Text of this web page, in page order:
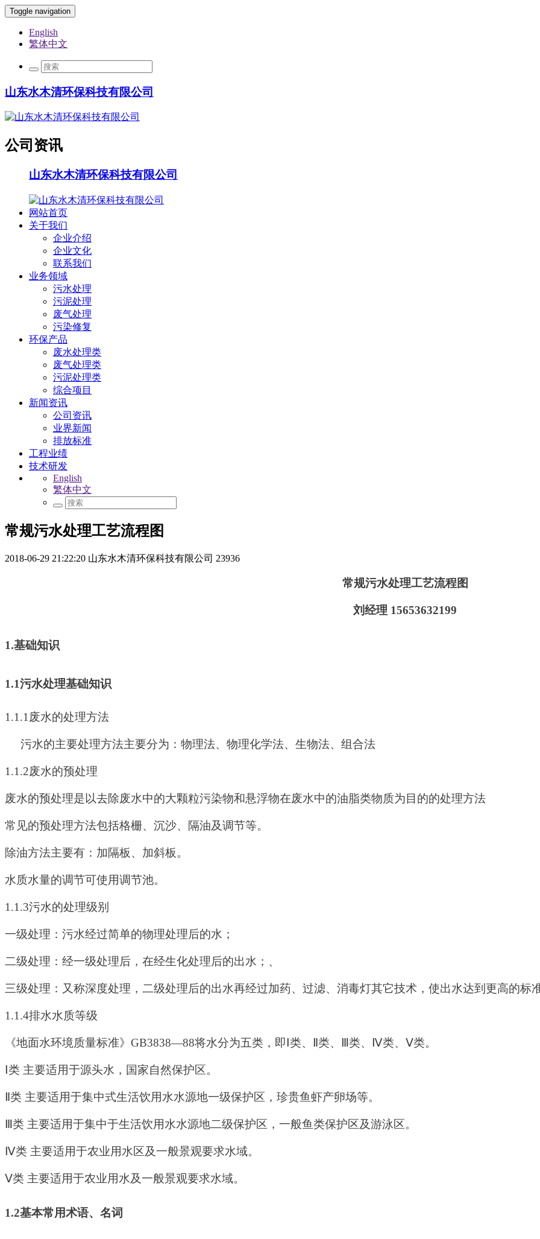
Toggle navigation
English
繁体中文
山东水木清环保科技有限公司
公司资讯
山东水木清环保科技有限公司
网站首页
关于我们
企业介绍
企业文化
联系我们
业务领域
污水处理
污泥处理
废气处理
污染修复
环保产品
废水处理类
废气处理类
污泥处理类
综合项目
新闻资讯
公司资讯
业界新闻
排放标准
工程业绩
技术研发
English
繁体中文
常规污水处理工艺流程图
2018-06-29 21:22:20 山东水木清环保科技有限公司 23936
常规污水处理工艺流程图
刘经理 15653632199
1.基础知识
1.1污水处理基础知识
1.1.1 废水的处理方法
污水的主要处理方法主要分为：物理法、物理化学法、生物法、组合法
1.1.2废水的预处理
废水的预处理是以去除废水中的大颗粒污染物和悬浮物在废水中的油脂类物质为目的的处理方法
常见的预处理方法包括格栅、沉沙、隔油及调节等。
除油方法主要有：加隔板、加斜板。
水质水量的调节可使用调节池。
1.1.3污水的处理级别
一级处理：污水经过简单的物理处理后的水；
二级处理：经一级处理后，在经生化处理后的出水；、
三级处理：又称深度处理，二级处理后的出水再经过加药、过滤、消毒灯其它技术，使出水达到更高的标
1.1.4排水水质等级
《地面水环境质量标准》 GB3838—88将水分为五类，即Ⅰ类、Ⅱ类、Ⅲ类、Ⅳ类、Ⅴ类。
Ⅰ类 主要适用于源头水，国家自然保护区。
Ⅱ类 主要适用于集中式生活饮用水水源地一级保护区，珍贵鱼虾产卵场等。
Ⅲ类 主要适用于集中于生活饮用水水源地二级保护区，一般鱼类保护区及游泳区。
Ⅳ类 主要适用于农业用水区及一般景观要求水域。
Ⅴ类 主要适用于农业用水及一般景观要求水域。
1.2基本常用术语、名词